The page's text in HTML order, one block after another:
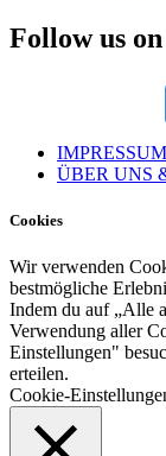
Follow us
IMPRESSUM
ÜBER UNS
Cookies
Wir verwenden
bestmögliche
Indem du auf „Alle
Verwendung aller
Einstellungen"
erteilen.
Cookie-